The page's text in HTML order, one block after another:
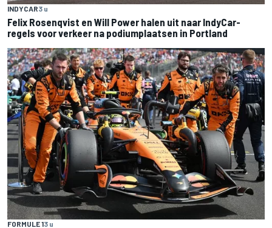
INDYCAR3 u
Felix Rosenqvist en Will Power halen uit naar IndyCar-
regels voor verkeer na podiumplaatsen in Portland
FORMULE 13 u